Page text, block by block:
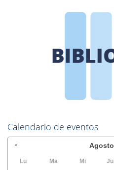
Calendario de eventos
Agosto
Lu Ma Mi Ju